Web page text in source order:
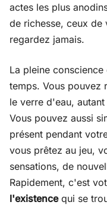
actes les plus
de richesse, ceux de
regardez jamais.
La pleine
temps. Vous pouvez
le verre d'eau,
Vous pouvez aussi
présent pendant
vous prêtez au jeu,
sensations, de
Rapidement, c'est
l'existencequi se